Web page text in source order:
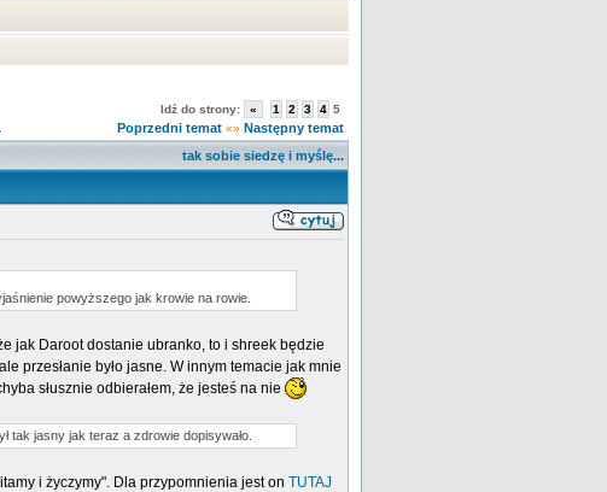
Idź do strony: « 1 2 3 4 5
Poprzedni temat «» Następny temat
tak sobie siedzę i myślę...
powyższego jak krowie na rowie.
jak Daroot dostanie ubranko, to i shreek będzie
przesłanie było jasne. W innym temacie jak mnie
słusznie odbierałem, że jesteś na nie
tak jasny jak teraz a zdrowie dopisywało.
i życzymy". Dla przypomnienia jest on TUTAJ